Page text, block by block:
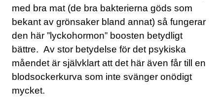
med bra mat (de bra bakterierna göds som
bekant av grönsaker bland annat) så fungerar
den här ”lyckohormon” boosten betydligt
bättre. Av stor betydelse för det psykiska
måendet är självklart att det här även får till en
blodsockerkurva som inte svänger onödigt
mycket.